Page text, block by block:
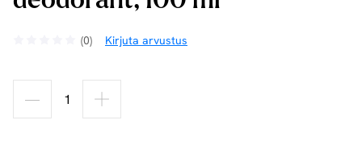
(0) Kirjuta arvustus